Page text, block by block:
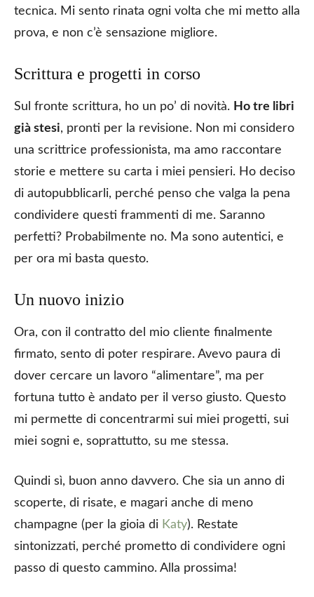
tecnica. Mi sento rinata ogni volta che mi metto alla
prova, e non c’è sensazione migliore.
Scrittura e progetti in corso
Sul fronte scrittura, ho un po’ di novità. Ho tre libri
già stesi, pronti per la revisione. Non mi considero
una scrittrice professionista, ma amo raccontare
storie e mettere su carta i miei pensieri. Ho deciso
di autopubblicarli, perché penso che valga la pena
condividere questi frammenti di me. Saranno
perfetti? Probabilmente no. Ma sono autentici, e
per ora mi basta questo.
Un nuovo inizio
Ora, con il contratto del mio cliente finalmente
firmato, sento di poter respirare. Avevo paura di
dover cercare un lavoro “alimentare”, ma per
fortuna tutto è andato per il verso giusto. Questo
mi permette di concentrarmi sui miei progetti, sui
miei sogni e, soprattutto, su me stessa.
Quindi sì, buon anno davvero. Che sia un anno di
scoperte, di risate, e magari anche di meno
champagne (per la gioia di Katy). Restate
sintonizzati, perché prometto di condividere ogni
passo di questo cammino. Alla prossima!